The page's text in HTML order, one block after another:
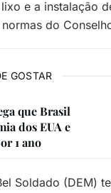
e a instalação
do
GOSTAR
que Brasil
dos EUA e
1 ano
Soldado (DEM)